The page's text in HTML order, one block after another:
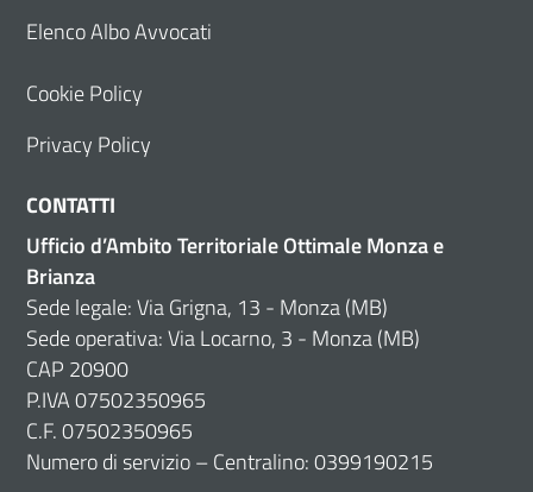
Elenco Albo Avvocati
Cookie Policy
Privacy Policy
CONTATTI
Ufficio d’Ambito Territoriale Ottimale Monza e
Brianza
Sede legale: Via Grigna, 13 - Monza (MB)
Sede operativa: Via Locarno, 3 - Monza (MB)
CAP 20900
P.IVA 07502350965
C.F. 07502350965
Numero di servizio – Centralino: 0399190215